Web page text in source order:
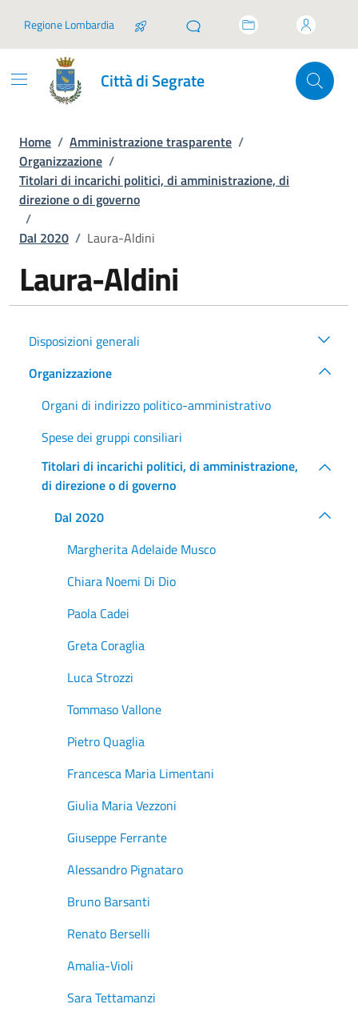
Regione Lombardia
Città di Segrate
Home / Amministrazione trasparente /
Organizzazione /
Titolari di incarichi politici, di amministrazione, di
direzione o di governo
/
Dal 2020 / Laura-Aldini
Laura-Aldini
Disposizioni generali
Organizzazione
Organi di indirizzo politico-amministrativo
Spese dei gruppi consiliari
Titolari di incarichi politici, di amministrazione,
di direzione o di governo
Dal 2020
Margherita Adelaide Musco
Chiara Noemi Di Dio
Paola Cadei
Greta Coraglia
Luca Strozzi
Tommaso Vallone
Pietro Quaglia
Francesca Maria Limentani
Giulia Maria Vezzoni
Giuseppe Ferrante
Alessandro Pignataro
Bruno Barsanti
Renato Berselli
Amalia-Violi
Sara Tettamanzi